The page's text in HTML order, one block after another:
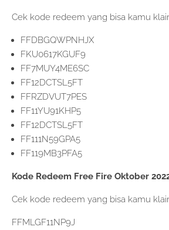
Cek kode redeem yang bisa kamu
FFDBGQWPNHJX
FKU0617KGUF9
FF7MUY4ME6SC
FF12DCTSL5FT
FFRZDVUT7PES
FF11YU91KHP5
FF12DCTSL5FT
FF111N59GPA5
FF119MB3PFA5
Kode Redeem Free Fire Oktober
Cek kode redeem yang bisa kamu
FFMLGF11NP9J